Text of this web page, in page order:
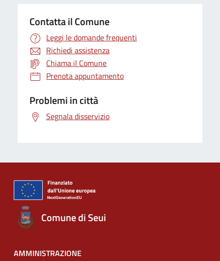
Contatta il Comune
Leggi le domande frequenti
Richiedi assistenza
Chiama il Comune
Prenota appuntamento
Problemi in città
Segnala disservizio
Comune di Seui
AMMINISTRAZIONE